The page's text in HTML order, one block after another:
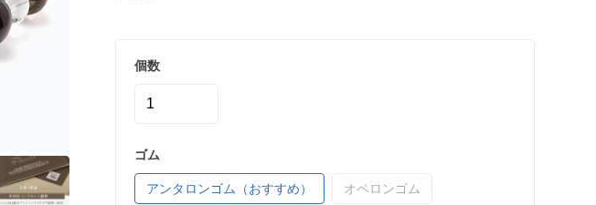
個数
ゴム
アンタロンゴム（おすすめ） オペロンゴム